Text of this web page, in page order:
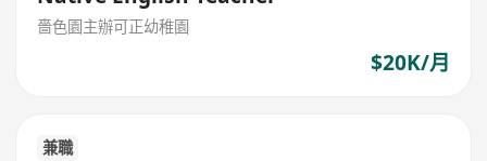
嗇色園主辦可正幼稚園
$20K/月
兼職